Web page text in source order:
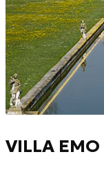
VILLA EMO